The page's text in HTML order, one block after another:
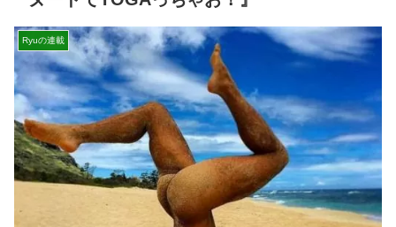
Ryuの連載